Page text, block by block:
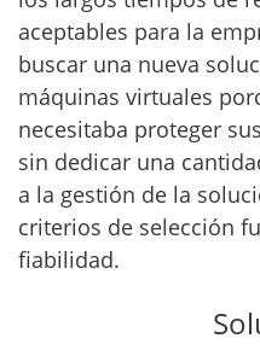
aceptables para la
buscar una nueva
máquinas virtuales
necesitaba proteger
sin dedicar una
a la gestión de la
criterios de selección
fiabilidad.